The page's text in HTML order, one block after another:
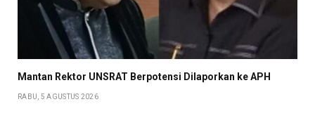
Mantan Rektor UNSRAT Berpotensi Dilaporkan ke APH
RABU, 5 AGUSTUS 2026